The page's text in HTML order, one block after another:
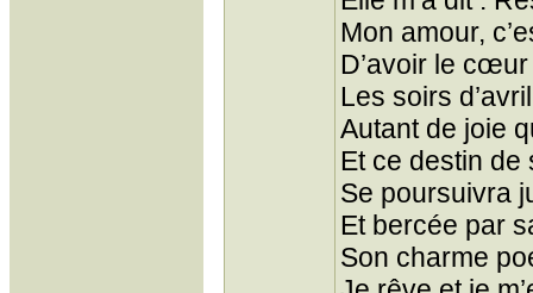
Mon amour,
D’avoir le
Les soirs
Autant de joie
Et ce destin de
Se poursuivra
Et bercée par
Son charme